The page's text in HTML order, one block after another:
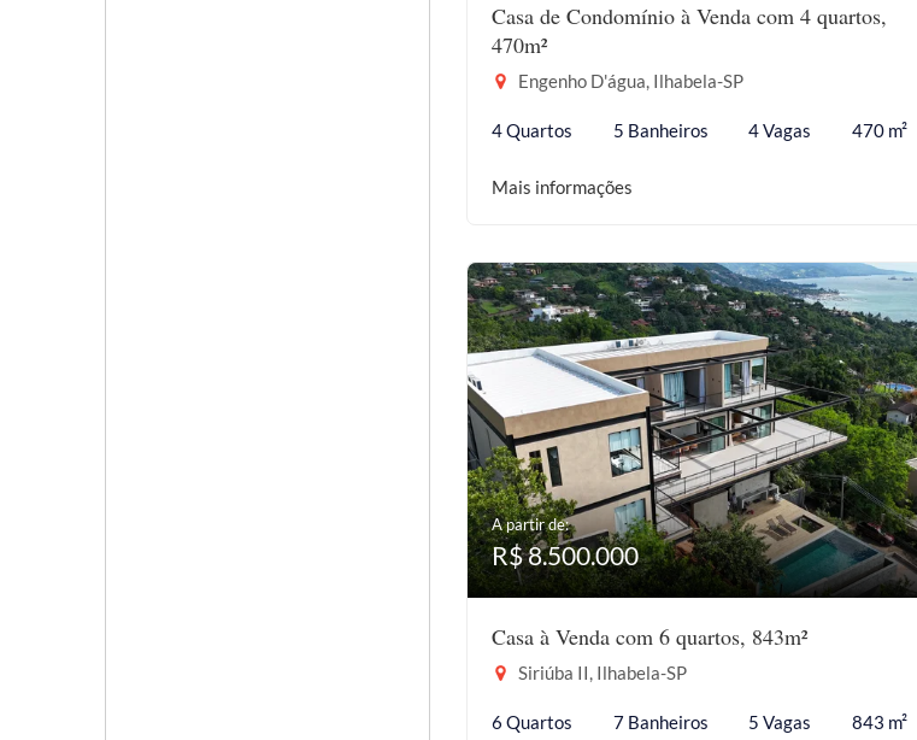
Casa de Condomínio à Venda com 4 quartos,
470m²
Engenho D'água, Ilhabela-SP
4 Quartos 5 Banheiros 4 Vagas 470 m²
Mais informações
A partir de:
R$ 8.500.000
Casa à Venda com 6 quartos, 843m²
Siriúba II, Ilhabela-SP
6 Quartos 7 Banheiros 5 Vagas 843 m²